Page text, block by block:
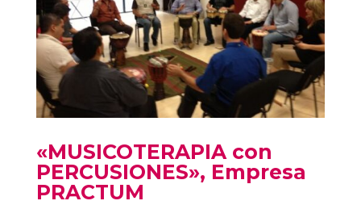
«MUSICOTERAPIA con
PERCUSIONES», Empresa
PRACTUM